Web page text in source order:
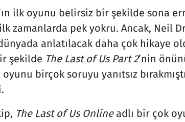
ilk oyunu belirsiz bir şekilde sona
zamanlarda pek yokru. Ancak, Neil
anlatılacak daha çok hikaye
şekilde The Last of Us Part 2’nin
birçok soruyu yanıtsız
The Last of Us Onlineadlı bir çok